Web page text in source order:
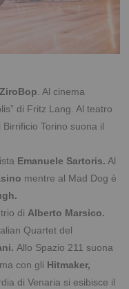
ZiroBop. Al cinema
di Fritz Lang. Al teatro
Birrificio Torino suona il
Emanuele Sartoris. Al
mentre al Mad Dog è
trio diAlberto Marsico.
Quartet del
Allo Spazio 211 suona
con gli Hitmaker,
di Venaria si esibisce il